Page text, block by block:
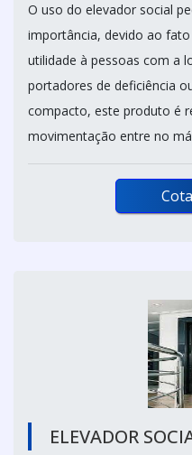
O uso do elevador social
importância, devido ao
utilidade à pessoas com a
portadores de deficiência
compacto, este produto é
movimentação entre no
ELEVADOR